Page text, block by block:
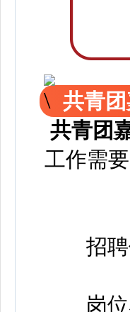
共青
共青团
工作需
招聘
岗位